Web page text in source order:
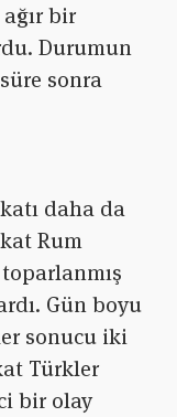
bir
Durumun
sonra
daha da
Rum
Gün boyu
sonucu iki
Türkler
bir olay